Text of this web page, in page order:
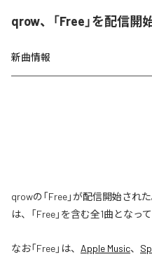
qrow、「Free」を配信開
新曲情報
qrowの「Free」が配信開始され
は、「Free」を含む全1曲となって
なお「Free」は、 Apple Music、